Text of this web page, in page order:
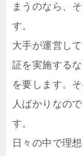
まうのなら、
す。
大手が運営し
証を実施する
を要します。
人ばかりなの
す。
日々の中で理